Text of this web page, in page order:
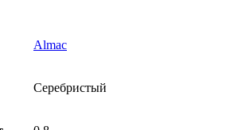
Almac
Серебристый